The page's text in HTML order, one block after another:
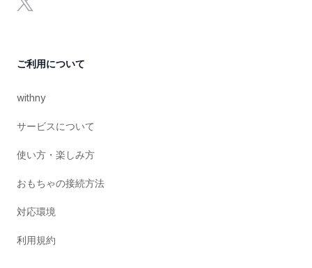
ご利用について
withny
サービスについて
使い方・楽しみ方
おもちゃの接続方法
対応環境
利用規約